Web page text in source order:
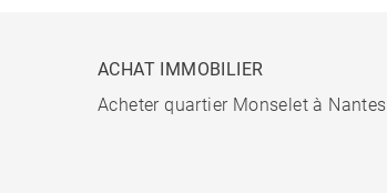
ACHAT IMMOBILIER
Acheter quartier Monselet à Nantes